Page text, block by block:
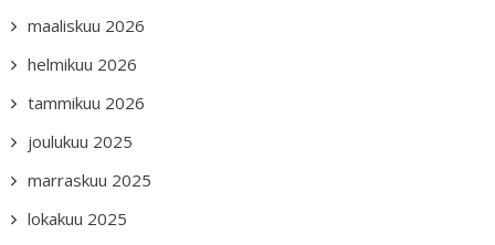
maaliskuu 2026
helmikuu 2026
tammikuu 2026
joulukuu 2025
marraskuu 2025
lokakuu 2025